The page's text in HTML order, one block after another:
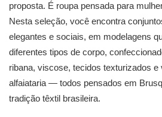
proposta. É roupa pensada para
Nesta seleção, você encontra
elegantes e sociais, em modelagens
diferentes tipos de corpo,
ribana, viscose, tecidos texturizados
alfaiataria — todos pensados em
tradição têxtil brasileira.